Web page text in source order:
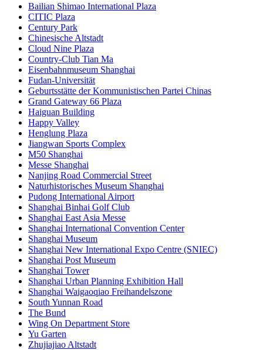
Bailian Shimao International Plaza
CITIC Plaza
Century Park
Chinesische Altstadt
Cloud Nine Plaza
Country-Club Tian Ma
Eisenbahnmuseum Shanghai
Fudan-Universität
Geburtsstätte der Kommunistischen Partei Chinas
Grand Gateway 66 Plaza
Haiguan Building
Happy Valley
Henglung Plaza
Jiangwan Sports Complex
M50 Shanghai
Messe Shanghai
Nanjing Road Commercial Street
Naturhistorisches Museum Shanghai
Pudong International Airport
Shanghai Binhai Golf Club
Shanghai East Asia Messe
Shanghai International Convention Center
Shanghai Museum
Shanghai New International Expo Centre (SNIEC)
Shanghai Post Museum
Shanghai Tower
Shanghai Urban Planning Exhibition Hall
Shanghai Waigaoqiao Freihandelszone
South Yunnan Road
The Bund
Wing On Department Store
Yu Garten
Zhujiajiao Altstadt